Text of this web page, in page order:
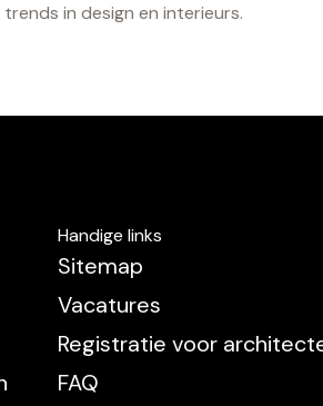
in design en interieurs.
Handige links
Sitemap
Vacatures
Registratie voor
FAQ